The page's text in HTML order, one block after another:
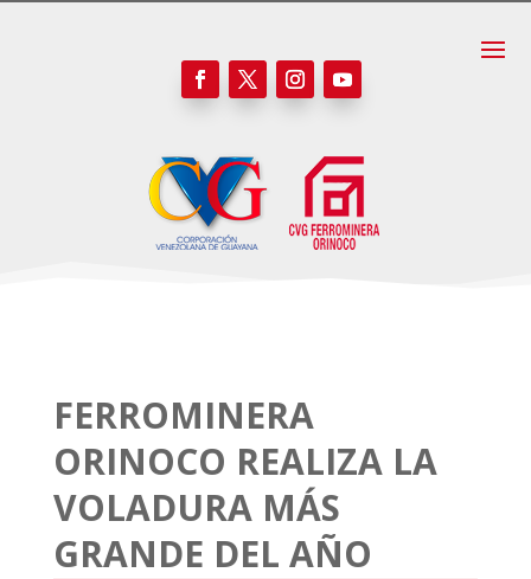
FERROMINERA
ORINOCO REALIZA LA
VOLADURA MÁS
GRANDE DEL AÑO